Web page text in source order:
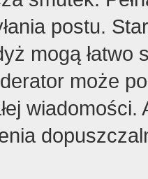
postu.
mogą
może